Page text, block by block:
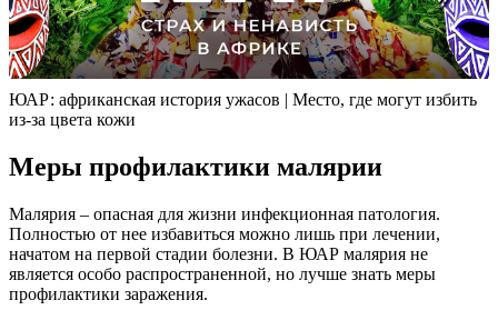
ЮАР: африканская история ужасов | Место, где могут избить
из-за цвета кожи
Меры профилактики малярии
Малярия – опасная для жизни инфекционная патология.
Полностью от нее избавиться можно лишь при лечении,
начатом на первой стадии болезни. В ЮАР малярия не
является особо распространенной, но лучше знать меры
профилактики заражения.